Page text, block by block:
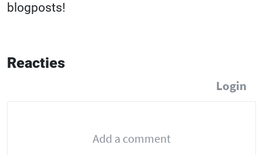
blogposts!
Reacties
Login